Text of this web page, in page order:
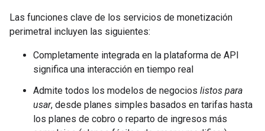
Las funciones clave de los servicios de monetización
perimetral incluyen las siguientes:
Completamente integrada en la plataforma de API
significa una interacción en tiempo real
Admite todos los modelos de negocios listos para
usar, desde planes simples basados en tarifas hasta
los planes de cobro o reparto de ingresos más